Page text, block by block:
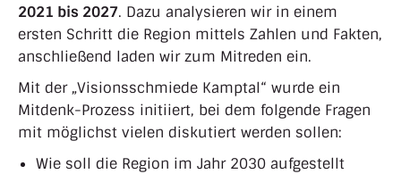
2021 bis 2027. Dazu analysieren wir in einem
ersten Schritt die Region mittels Zahlen und Fakten,
anschließend laden wir zum Mitreden ein.
Mit der „Visionsschmiede Kamptal“ wurde ein
Mitdenk-Prozess initiiert, bei dem folgende Fragen
mit möglichst vielen diskutiert werden sollen:
Wie soll die Region im Jahr 2030 aufgestellt